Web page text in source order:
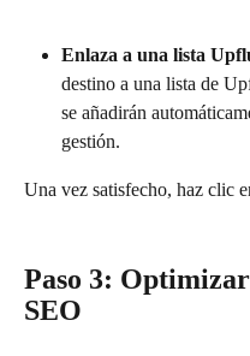
Enlaza a una lista
destino a una lista de
se añadirán
gestión.
Una vez satisfecho, haz clic
Paso 3:
SEO